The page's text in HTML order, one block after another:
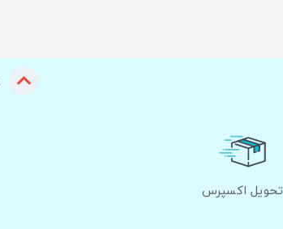
تحویل اکسپرس